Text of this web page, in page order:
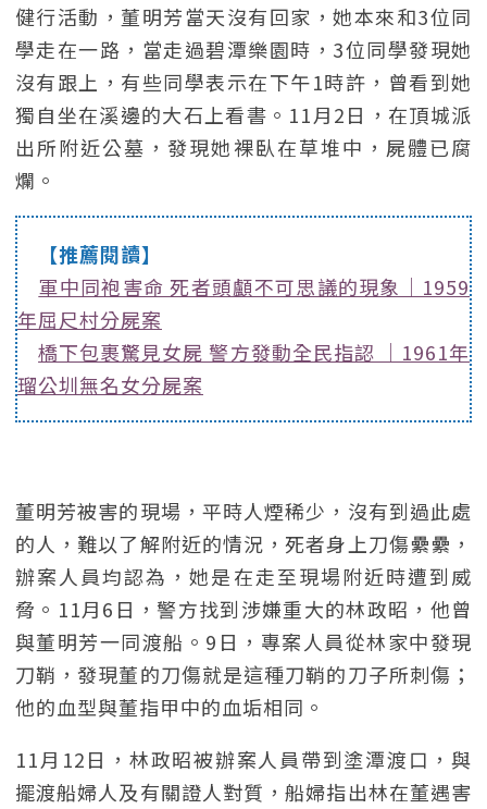
健行活動，董明芳當天沒有回家，她本來和3位同
學走在一路，當走過碧潭樂園時，3位同學發現她
沒有跟上，有些同學表示在下午1時許，曾看到她
獨自坐在溪邊的大石上看書。11月2日，在頂城派
出所附近公墓，發現她裸臥在草堆中，屍體已腐
爛。
【推薦閱讀】
軍中同袍害命 死者頭顱不可思議的現象｜1959
年屈尺村分屍案
橋下包裹驚見女屍 警方發動全民指認 ｜1961年
瑠公圳無名女分屍案
董明芳被害的現場，平時人煙稀少，沒有到過此處
的人，難以了解附近的情況，死者身上刀傷纍纍，
辦案人員均認為，她是在走至現場附近時遭到威
脅。11月6日，警方找到涉嫌重大的林政昭，他曾
與董明芳一同渡船。9日，專案人員從林家中發現
刀鞘，發現董的刀傷就是這種刀鞘的刀子所刺傷；
他的血型與董指甲中的血垢相同。
11月12日，林政昭被辦案人員帶到塗潭渡口，與
擺渡船婦人及有關證人對質，船婦指出林在董遇害